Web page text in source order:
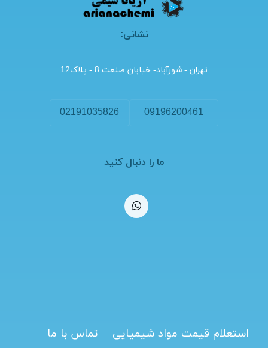
نشانی:
تهران - شورآباد- خیابان صنعت 8 - پلاک12
09196200461
02191035826
ما را دنبال کنید
استعلام قیمت مواد شیمیایی تماس با ما